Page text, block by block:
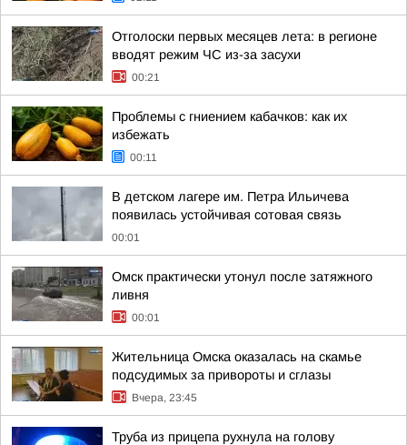
Отголоски первых месяцев лета: в регионе
вводят режим ЧС из-за засухи
00:21
Проблемы с гниением кабачков: как их
избежать
00:11
В детском лагере им. Петра Ильичева
появилась устойчивая сотовая связь
00:01
Омск практически утонул после затяжного
ливня
00:01
Жительница Омска оказалась на скамье
подсудимых за привороты и сглазы
Вчера, 23:45
Труба из прицепа рухнула на голову